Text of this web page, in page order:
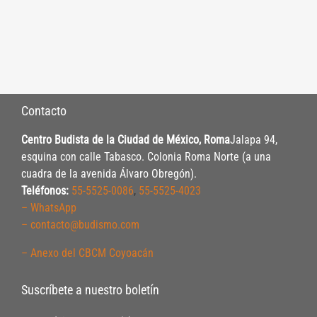
Contacto
Centro Budista de la Ciudad de México, RomaJalapa 94,
esquina con calle Tabasco. Colonia Roma Norte (a una
cuadra de la avenida Álvaro Obregón).
Teléfonos: 55-5525-0086, 55-5525-4023
– WhatsApp
– contacto@budismo.com
– Anexo del CBCM Coyoacán
Suscríbete a nuestro boletín